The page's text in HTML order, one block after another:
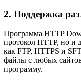
2. Поддержка
Программа HTTP
протокол HTTP, но и
как FTP, HTTPS и
файлы с любых сайтов
программу.